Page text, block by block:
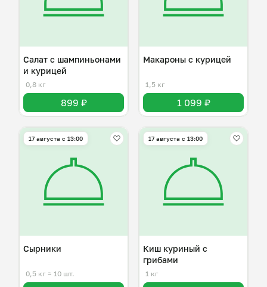
Салат с шампиньонами
и курицей
0,8 кг
899 ₽
Макароны с курицей
1,5 кг
1 099 ₽
17 августа с 13:00
Сырники
0,5 кг ≈ 10 шт.
17 августа с 13:00
Киш куриный с
грибами
1 кг